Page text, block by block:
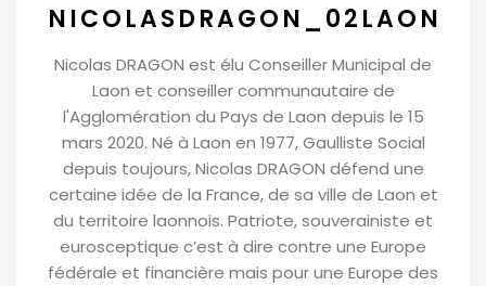
NICOLASDRAGON_02LAON
Nicolas DRAGON est élu Conseiller Municipal de
Laon et conseiller communautaire de
l'Agglomération du Pays de Laon depuis le 15
mars 2020. Né à Laon en 1977, Gaulliste Social
depuis toujours, Nicolas DRAGON défend une
certaine idée de la France, de sa ville de Laon et
du territoire laonnois. Patriote, souverainiste et
eurosceptique c’est à dire contre une Europe
fédérale et financière mais pour une Europe des